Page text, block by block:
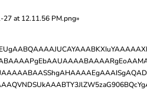
27 at 12.11.56 PM.png»